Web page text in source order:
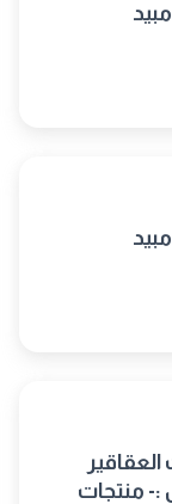
البيطرية في الاغذية - الجزء الأول :- منتجات